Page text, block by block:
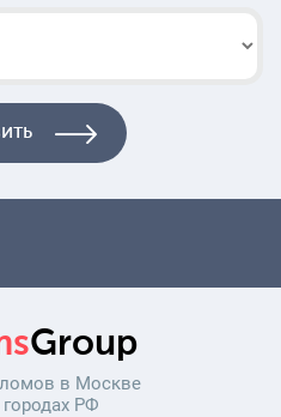
Group
в Москве
городах РФ